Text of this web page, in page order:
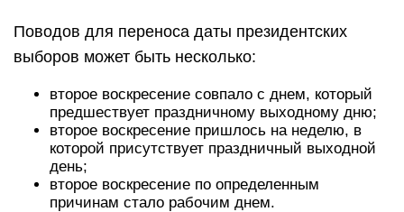
Поводов для переноса даты президентских
выборов может быть несколько:
второе воскресение совпало с днем, который
предшествует праздничному выходному дню;
второе воскресение пришлось на неделю, в
которой присутствует праздничный выходной
день;
второе воскресение по определенным
причинам стало рабочим днем.